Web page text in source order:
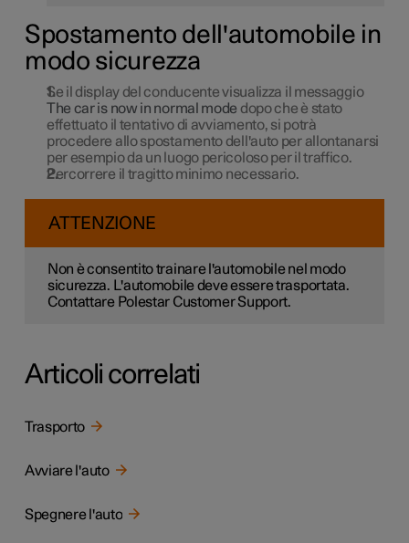
Spostamento dell'automobile in
modo sicurezza
Se il display del conducente visualizza il messaggio
The car is now in normal mode dopo che è stato
effettuato il tentativo di avviamento, si potrà
procedere allo spostamento dell'auto per allontanarsi
per esempio da un luogo pericoloso per il traffico.
Percorrere il tragitto minimo necessario.
ATTENZIONE
Non è consentito trainare l'automobile nel modo
sicurezza. L'automobile deve essere trasportata.
Contattare Polestar Customer Support.
Articoli correlati
Trasporto
Avviare l'auto
Spegnere l'auto